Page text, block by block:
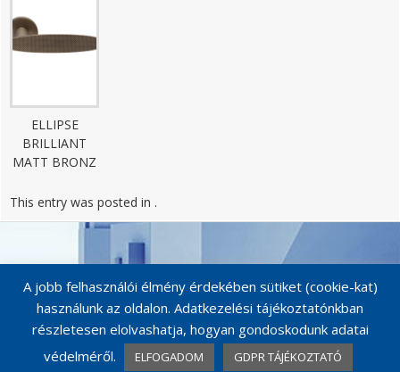
ELLIPSE
BRILLIANT
MATT BRONZ
This entry was posted in .
Post
navigation
© MAESTRO KILINCSEK 2026Catalog Me! by impleCode
A jobb felhasználói élmény érdekében sütiket (cookie-kat)
használunk az oldalon. Adatkezelési tájékoztatónkban
részletesen elolvashatja, hogyan gondoskodunk adatai
védelméről.
ELFOGADOM GDPR TÁJÉKOZTATÓ